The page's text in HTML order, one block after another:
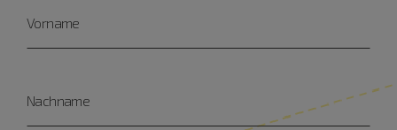
Vorname
Nachname